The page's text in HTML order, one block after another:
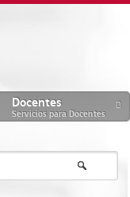
Docentes
Servicios para Docentes